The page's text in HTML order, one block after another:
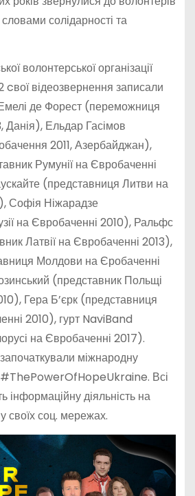
словами солідарності та
волонтерської організації
відеозвернення записали
де Форест (переможниця
Данія), Ельдар Гасімов
2011, Азербайджан),
Румунії на Євробаченні
(представниця Литви на
Софія Ніжарадзе
на Євробаченні 2010), Ральфс
Латвії на Євробаченні 2013),
Молдови на Єробаченні
(представник Польщі
Гера Б’єрк (представниця
2010), гурт NaviBand
на Євробаченні 2017).
міжнародну
Всі
інформаційну діяльність на
своїх соц. мережах.